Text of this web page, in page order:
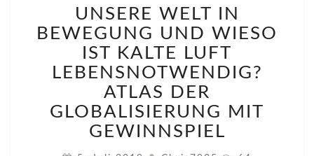
WELT
IN
BEWEGUNG
UND
WIESO
IST
KALTE
LUFT
LEBENSNOTWENDIG?
ATLAS
UNSERE WELT IN
BEWEGUNG UND WIESO
IST KALTE LUFT
LEBENSNOTWENDIG?
ATLAS DER
GLOBALISIERUNG MIT
GEWINNSPIEL